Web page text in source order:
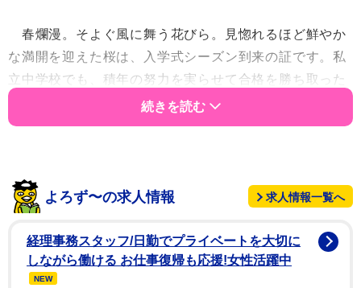
春爛漫。そよぐ風に舞う花びら。見惚れるほど鮮やか
な満開を迎えた桜は、入学式シーズン到来の証です。私
立中学校でも、積年の努力を実らせて合格を勝ち取った
新中学1年生が、不慣れ極まりない制服姿を披露するこ
ととなります。
テーションなどと並行して入学式のリハーサルが行われ
る学校もあります。何度も面談を重ねた保護者さまよ
り、難関中学校に合格し、総代としてあいさつすること
となったお子さまのリハーサルでの様子が同校のインス
タグラムに掲載されていることを伺い、拝見しました。
続きを読む
よろず〜の求人情報 求人情報一覧へ
経理事務スタッフ/日勤でプライベートを大切に
しながら働ける お仕事復帰も応援!女性活躍中
NEW